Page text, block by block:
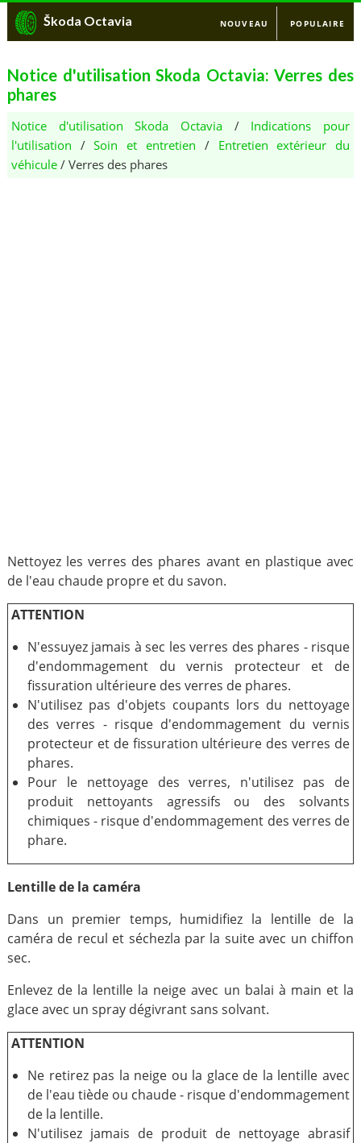
Škoda Octavia NOUVEAU POPULAIRE
Notice d'utilisation Skoda Octavia: Verres des
phares
Notice d'utilisation Skoda Octavia / Indications pour
l'utilisation /Soin et entretien / Entretien extérieur du
véhicule/ Verres des phares
Nettoyez les verres des phares avant en plastique avec
de l'eau chaude propre et du savon.
ATTENTION
N'essuyez jamais à sec les verres des phares - risque
d'endommagement du vernis protecteur et de
fissuration ultérieure des verres de phares.
N'utilisez pas d'objets coupants lors du nettoyage
des verres - risque d'endommagement du vernis
protecteur et de fissuration ultérieure des verres de
phares.
Pour le nettoyage des verres, n'utilisez pas de
produit nettoyants agressifs ou des solvants
chimiques - risque d'endommagement des verres de
phare.
Lentille de la caméra
Dans un premier temps, humidifiez la lentille de la
caméra de recul et séchezla par la suite avec un chiffon
sec.
Enlevez de la lentille la neige avec un balai à main et la
glace avec un spray dégivrant sans solvant.
ATTENTION
Ne retirez pas la neige ou la glace de la lentille avec
de l'eau tiède ou chaude - risque d'endommagement
de la lentille.
N'utilisez jamais de produit de nettoyage abrasif